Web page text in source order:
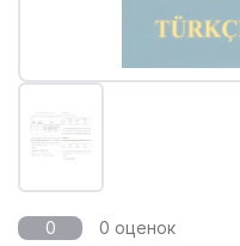
0 0 оценок